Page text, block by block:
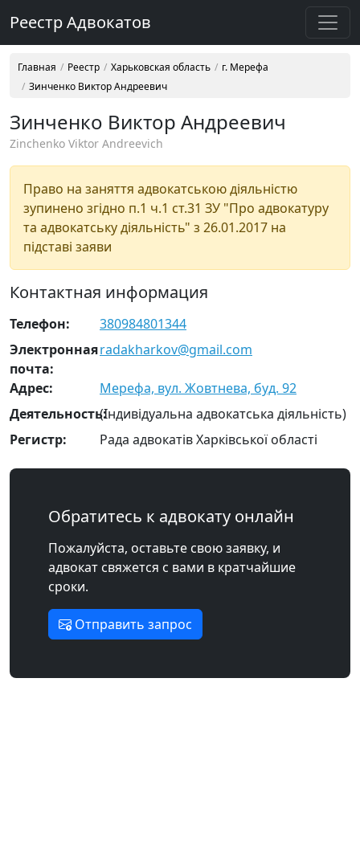
Реестр Адвокатов
Главная Реестр Харьковская область
г. Мерефа
Зинченко Виктор Андреевич
Зинченко Виктор Андреевич
Zinchenko Viktor Andreevich
Право на заняття адвокатською діяльністю
зупинено згідно п.1 ч.1 ст.31 ЗУ "Про адвокатуру
та адвокатську діяльність" з 26.01.2017 на
підставі заяви
Контактная информация
Телефон:
380984801344
Электронная
почта:
radakharkov@gmail.com
Адрес:
Мерефа, вул. Жовтнева, буд. 92
Деятельность:(Індивідуальна адвокатська діяльність)
Регистр:
Рада адвокатів Харківської області
Обратитесь к адвокату онлайн
Пожалуйста, оставьте свою заявку, и
адвокат свяжется с вами в кратчайшие
сроки.
Отправить запрос